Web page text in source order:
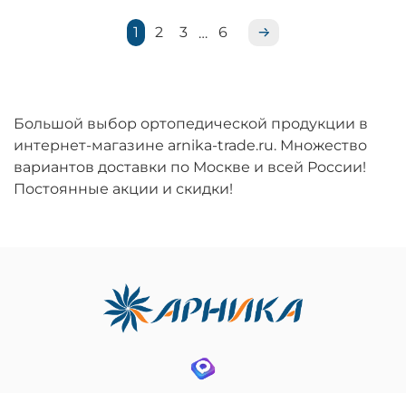
1 2 3 … 6
Большой выбор ортопедической продукции в
интернет-магазине arnika-trade.ru. Множество
вариантов доставки по Москве и всей России!
Постоянные акции и скидки!